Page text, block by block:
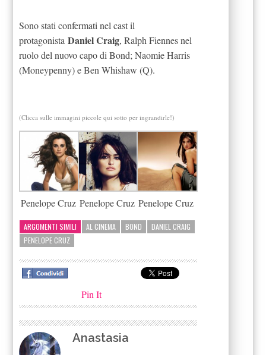
Sono stati confermati nel cast il
protagonistaDaniel Craig, Ralph Fiennes nel
ruolo del nuovo capo di Bond; Naomie Harris
(Moneypenny) e Ben Whishaw (Q).
(Clicca sulle immagini piccole qui sotto per ingrandirle!)
Penelope Cruz Penelope Cruz Penelope Cruz
ARGOMENTI SIMILI AL CINEMA BOND
DANIEL CRAIG
PENELOPE CRUZ
Pin It
Anastasia